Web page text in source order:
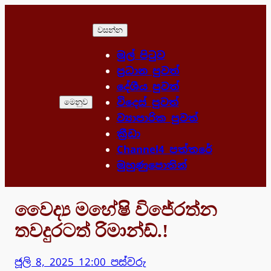
මෙනුව
වසන්න
මුල් පිටුව
ප්‍රධාන පුවත්
දේශීය පුවත්
විදෙස් පුවත්
ව්‍යාපාරික පුවත්
ක්‍රීඩා
Channel4 පත්තරේ
මුහුණුපොතින්
වෛද්‍ය මහේෂි විජේරත්න
තවදුරටත් රිමාන්ඩ්.!
ජූලි 8, 2025 12:00 පස්වරු